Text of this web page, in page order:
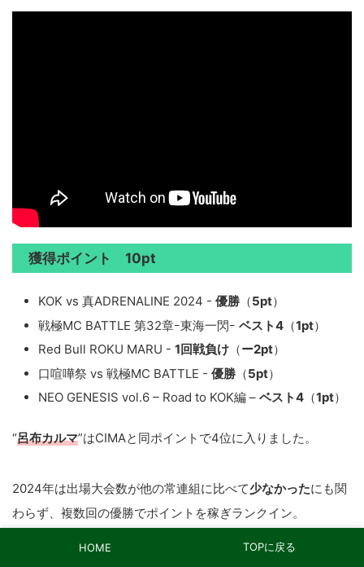
獲得ポイント 10pt
KOK vs 真ADRENALINE 2024 - 優勝 （5pt）
戦極MC BATTLE 第32章ｰ東海一閃ｰ ベスト4 （1pt）
Red Bull ROKU MARU - 1回戦負け （ー2pt）
口喧嘩祭 vs 戦極MC BATTLE - 優勝 （5pt）
NEO GENESIS vol.6 – Road to KOK編 – ベスト4 （1pt）
“呂布カルマ”はCIMAと同ポイントで4位に入りました。
2024年は出場大会数が他の常連組に比べて少なかったにも関
わらず、複数回の優勝でポイントを稼ぎランクイン。
HOME TOPに戻る